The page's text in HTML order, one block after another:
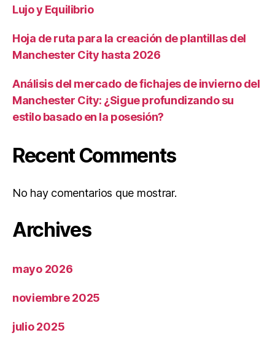
Lujo y Equilibrio
Hoja de ruta para la creación de plantillas del
Manchester City hasta 2026
Análisis del mercado de fichajes de invierno del
Manchester City: ¿Sigue profundizando su
estilo basado en la posesión?
Recent Comments
No hay comentarios que mostrar.
Archives
mayo 2026
noviembre 2025
julio 2025